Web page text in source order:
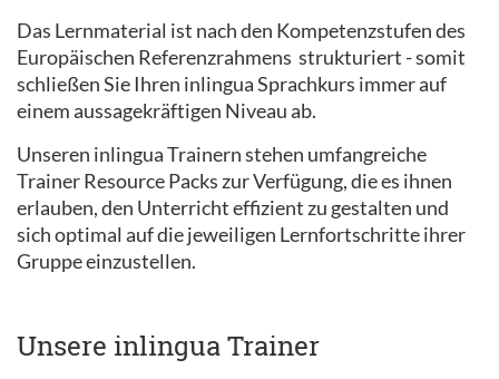
Das Lernmaterial ist nach den Kompetenzstufen des
Europäischen Referenzrahmens strukturiert - somit
schließen Sie Ihren inlingua Sprachkurs immer auf
einem aussagekräftigen Niveau ab.
Unseren inlingua Trainern stehen umfangreiche
Trainer Resource Packs zur Verfügung, die es ihnen
erlauben, den Unterricht effizient zu gestalten und
sich optimal auf die jeweiligen Lernfortschritte ihrer
Gruppe einzustellen.
Unsere inlingua Trainer